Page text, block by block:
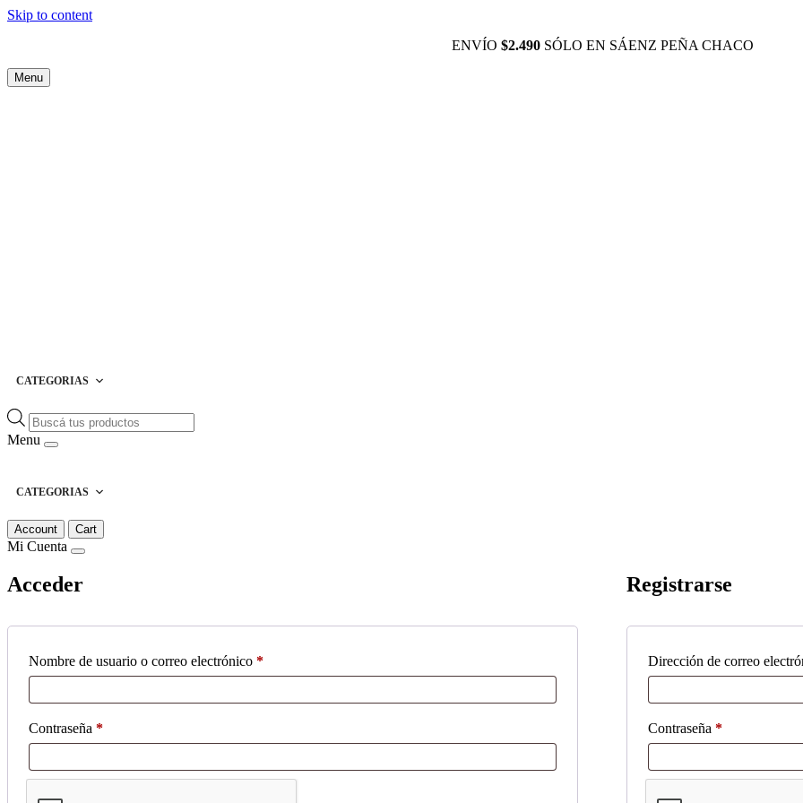
Skip to content
ENVÍO $2.490 SÓLO EN SÁENZ PEÑA CHACO
Menu
CATEGORIAS
Búsqueda
de
productos
Menu
CATEGORIAS
Account Cart
Mi Cuenta
Acceder
Nombre de usuario o correo electrónico *Obligatorio
Contraseña *Obligatorio
Registrarse
Dirección de correo
Contraseña *Obligatorio